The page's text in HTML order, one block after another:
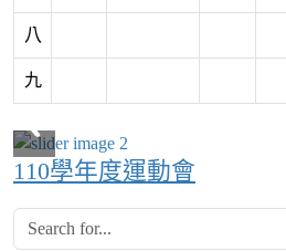
八
九
110學年度運動會